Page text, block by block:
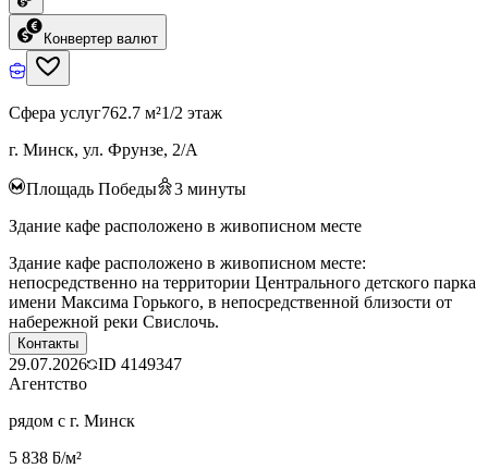
Конвертер валют
Сфера услуг762.7 м²1/2 этаж
г. Минск, ул. Фрунзе, 2/А
Площадь Победы 3 минуты
Здание кафе расположено в живописном месте
Здание кафе расположено в живописном месте:
непосредственно на территории Центрального детского парка
имени Максима Горького, в непосредственной близости от
набережной реки Свислочь.
Контакты
29.07.2026 ID 4149347
Агентство
рядом с г. Минск
5 838 ƃ/м²